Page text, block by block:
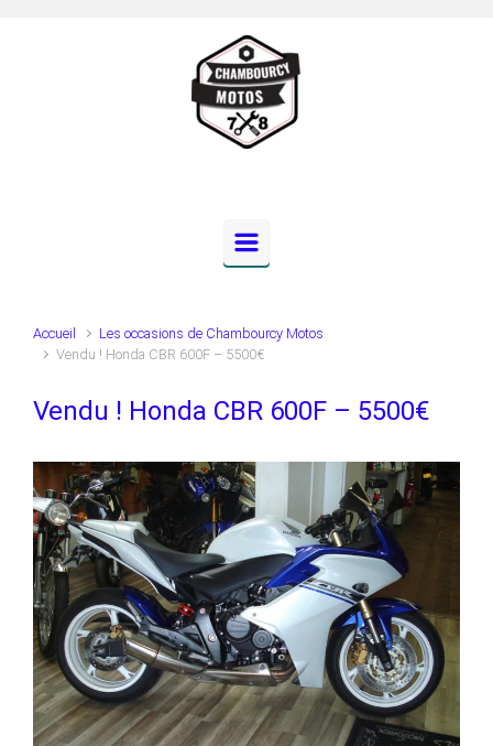
Accueil
Les occasions de Chambourcy Motos
Vendu ! Honda CBR 600F – 5500€
Vendu ! Honda CBR 600F – 5500€